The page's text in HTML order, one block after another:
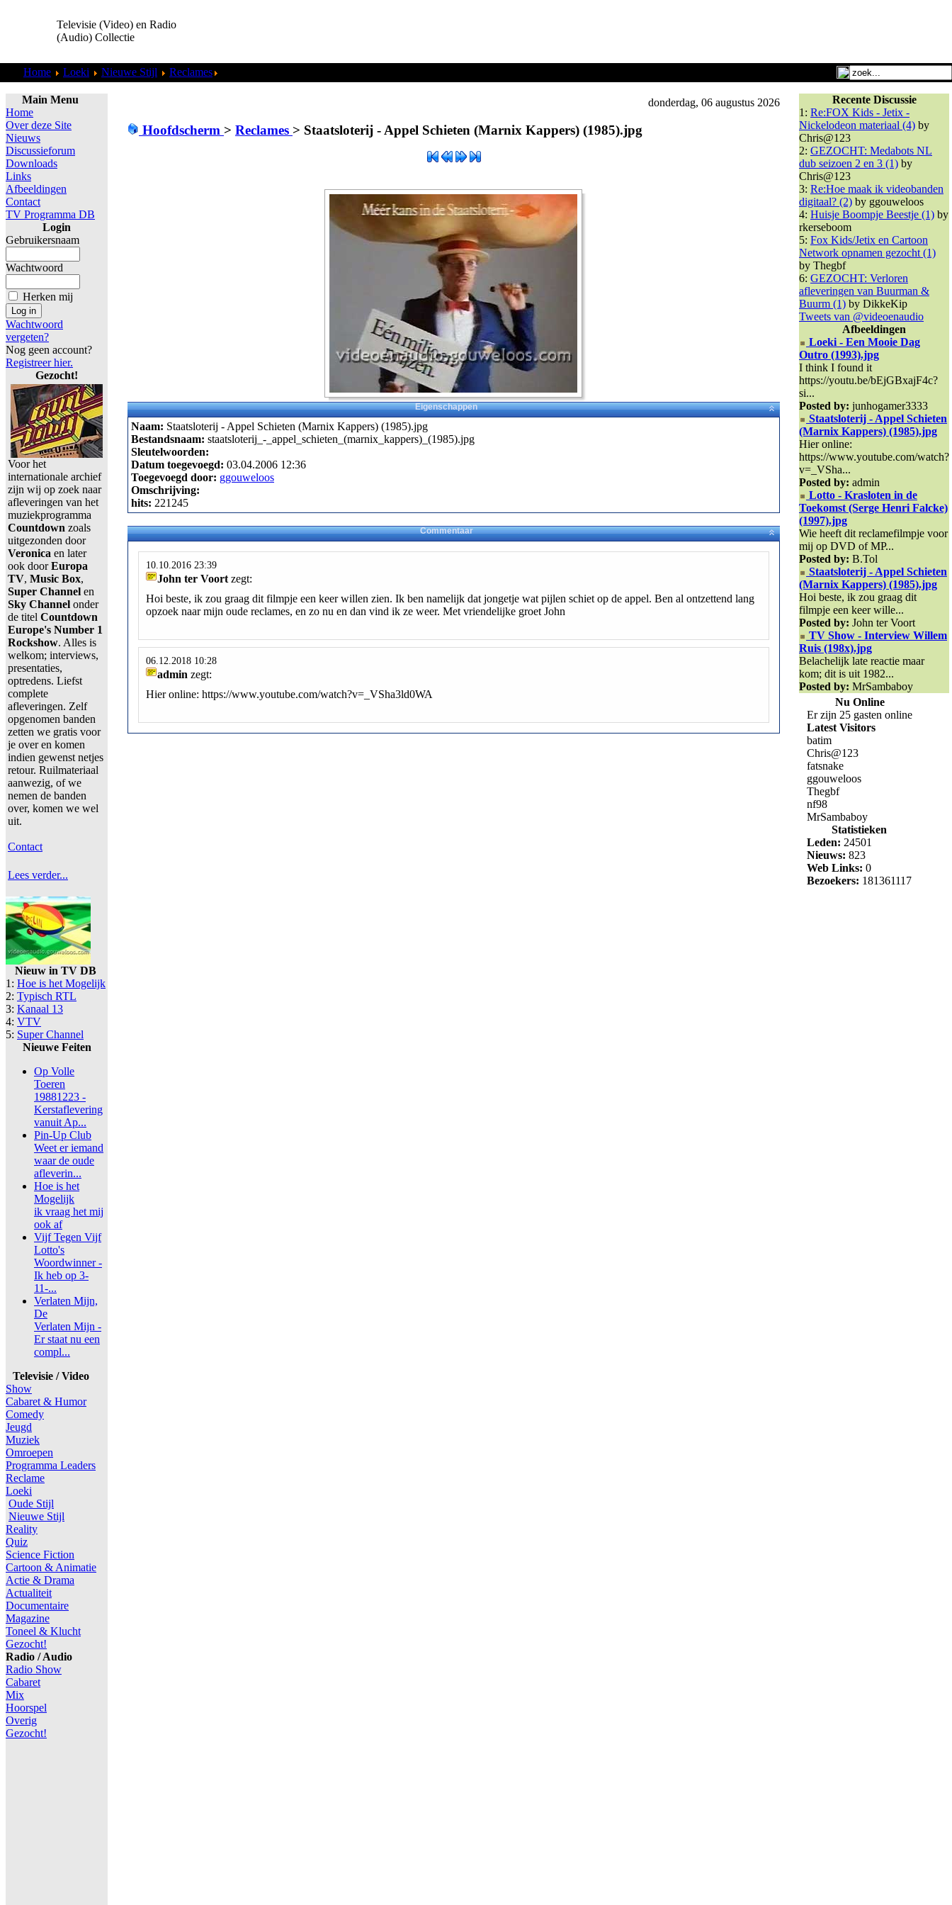
Televisie (Video) en Radio
(Audio) Collectie
Home Loeki Nieuwe Stijl Reclames
Main Menu
Home
Over deze Site
Nieuws
Discussieforum
Downloads
Links
Afbeeldingen
Contact
TV Programma DB
Login
Gebruikersnaam
Wachtwoord
Herken mij
Wachtwoord
vergeten?
Nog geen account?
Registreer hier.
Gezocht!
Voor het
internationale archief
zijn wij op zoek naar
afleveringen van het
muziekprogramma
Countdown zoals
uitgezonden door
Veronica en later
ook doorEuropa
TV, Music Box,
Super Channel en
Sky Channel onder
de titel Countdown
Europe's Number 1
Rockshow. Alles is
welkom; interviews,
presentaties,
optredens. Liefst
complete
afleveringen. Zelf
opgenomen banden
zetten we gratis voor
je over en komen
indien gewenst netjes
retour. Ruilmateriaal
aanwezig, of we
nemen de banden
over, komen we wel
uit.
Contact
Lees verder...
Nieuw in TV DB
1: Hoe is het Mogelijk
2: Typisch RTL
3: Kanaal 13
4: VTV
5: Super Channel
Nieuwe Feiten
Op Volle
Toeren
19881223 -
Kerstaflevering
vanuit Ap...
Pin-Up Club
Weet er iemand
waar de oude
afleverin...
Hoe is het
Mogelijk
ik vraag het mij
ook af
Vijf Tegen Vijf
Lotto's
Woordwinner -
Ik heb op 3-
11-...
Verlaten Mijn,
De
Verlaten Mijn -
Er staat nu een
compl...
Televisie / Video
Show
Cabaret & Humor
Comedy
Jeugd
Muziek
Omroepen
Programma Leaders
Reclame
Loeki
Oude Stijl
Nieuwe Stijl
Reality
Quiz
Science Fiction
Cartoon & Animatie
Actie & Drama
Actualiteit
Documentaire
Magazine
Toneel & Klucht
Gezocht!
Radio / Audio
Radio Show
Cabaret
Mix
Hoorspel
Overig
Gezocht!
donderdag, 06 augustus 2026
Hoofdscherm > Reclames > Staatsloterij - Appel Schieten (Marnix Kappers) (1985).jpg
Eigenschappen
Naam: Staatsloterij - Appel Schieten (Marnix Kappers) (1985).jpg
Bestandsnaam: staatsloterij_-_appel_schieten_(marnix_kappers)_(1985).jpg
Sleutelwoorden:
Datum toegevoegd: 03.04.2006 12:36
Toegevoegd door: ggouweloos
Omschrijving:
hits: 221245
Commentaar
10.10.2016 23:39
John ter Voortzegt:
Hoi beste, ik zou graag dit filmpje een keer willen zien. Ik ben namelijk dat jongetje wat pijlen schiet op de appel. Ben al ontzettend lang
opzoek naar mijn oude reclames, en zo nu en dan vind ik ze weer. Met vriendelijke groet John
06.12.2018 10:28
admin zegt:
Hier online: https://www.youtube.com/watch?v=_VSha3ld0WA
Recente Discussie
1: Re:FOX Kids - Jetix -
Nickelodeon materiaal (4) by
Chris@123
2: GEZOCHT: Medabots NL
dub seizoen 2 en 3 (1) by
Chris@123
3: Re:Hoe maak ik videobanden
digitaal? (2) by ggouweloos
4: Huisje Boompje Beestje (1) by
rkerseboom
5: Fox Kids/Jetix en Cartoon
Network opnamen gezocht (1)
by Thegbf
6: GEZOCHT: Verloren
afleveringen van Buurman &
Buurm (1) by DikkeKip
Tweets van @videoenaudio
Afbeeldingen
Loeki - Een Mooie Dag
Outro (1993).jpg
I think I found it
https://youtu.be/bEjGBxajF4c?
si...
Posted by: junhogamer3333
Staatsloterij - Appel Schieten
(Marnix Kappers) (1985).jpg
Hier online:
https://www.youtube.com/watch?
v=_VSha...
Posted by: admin
Lotto - Krasloten in de
Toekomst (Serge Henri Falcke)
(1997).jpg
Wie heeft dit reclamefilmpje voor
mij op DVD of MP...
Posted by: B.Tol
Staatsloterij - Appel Schieten
(Marnix Kappers) (1985).jpg
Hoi beste, ik zou graag dit
filmpje een keer wille...
Posted by: John ter Voort
TV Show - Interview Willem
Ruis (198x).jpg
Belachelijk late reactie maar
kom; dit is uit 1982...
Posted by: MrSambaboy
Nu Online
Er zijn 25 gasten online
Latest Visitors
batim
Chris@123
fatsnake
ggouweloos
Thegbf
nf98
MrSambaboy
Statistieken
Leden: 24501
Nieuws: 823
Web Links: 0
Bezoekers: 181361117